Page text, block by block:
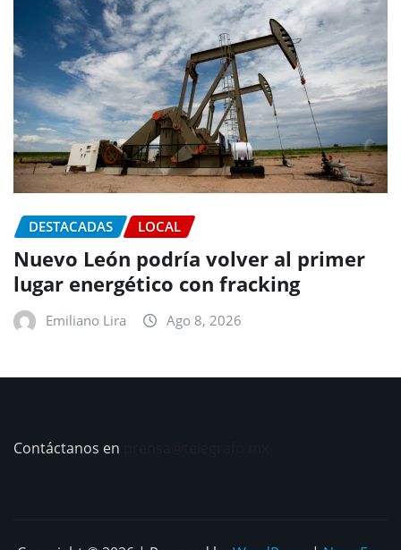
DESTACADAS LOCAL
Nuevo León podría volver al primer
lugar energético con fracking
Emiliano Lira Ago 8, 2026
Contáctanos en